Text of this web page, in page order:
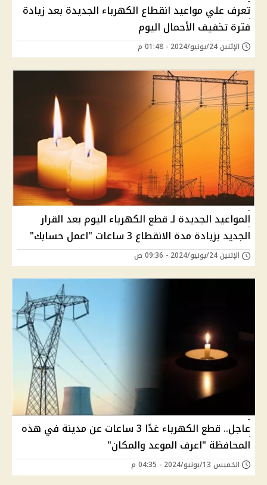
تعرف علي مواعيد انقطاع الكهرباء الجديدة بعد زيادة
فترة تخفيف الأحمال اليوم
الإثنين 24/يونيو/2024 - 01:48 م
المواعيد الجديدة لـ قطع الكهرباء اليوم بعد القرار
الجديد بزيادة مدة الانقطاع 3 ساعات "اعمل حسابك"
الإثنين 24/يونيو/2024 - 09:36 ص
عاجل.. قطع الكهرباء غدًا 3 ساعات عن مدينة في هذه
المحافظة "اعرف الموعد والمكان"
الخميس 13/يونيو/2024 - 04:35 م